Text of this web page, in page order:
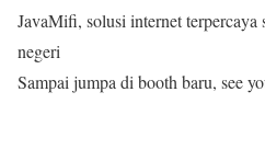
JavaMifi, solusi internet
negeri
Sampai jumpa di booth baru, see